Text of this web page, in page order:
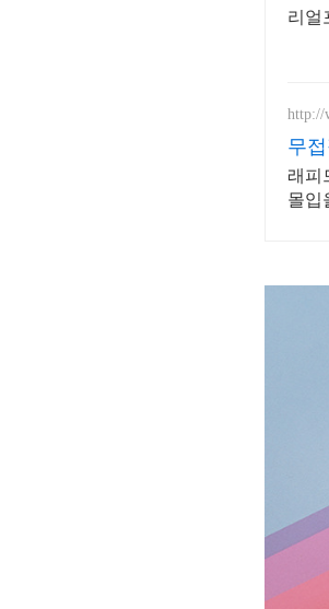
리얼
http://
무
래피
몰입